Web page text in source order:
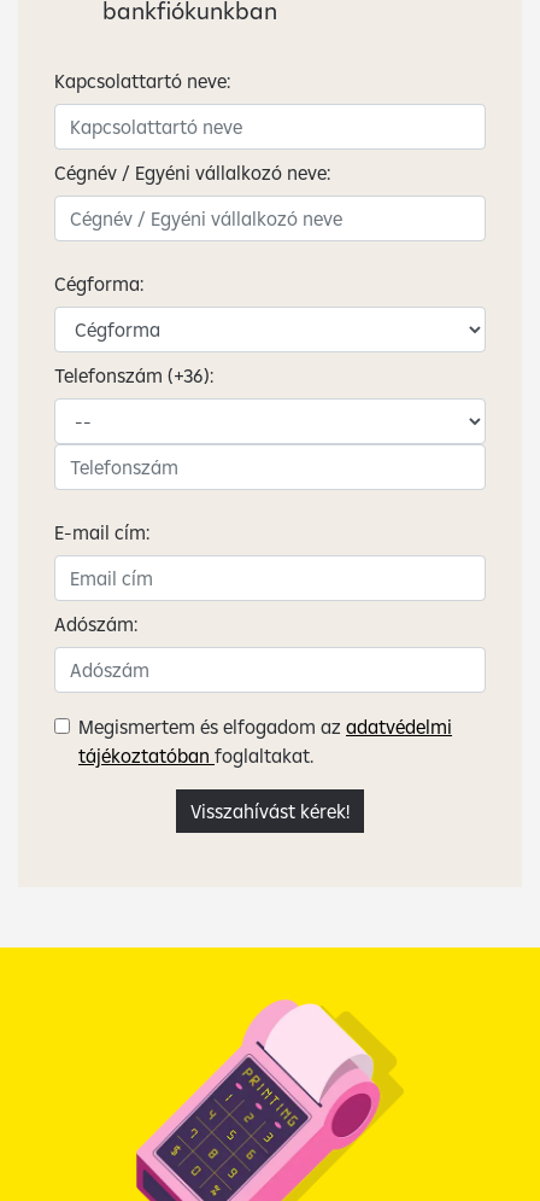
bankfiókunkban
Kapcsolattartó neve:
Cégnév / Egyéni vállalkozó neve:
Cégforma:
Telefonszám (+36):
E-mail cím:
Adószám:
Megismertem és elfogadom az adatvédelmi
tájékoztatóban foglaltakat.
Visszahívást kérek!